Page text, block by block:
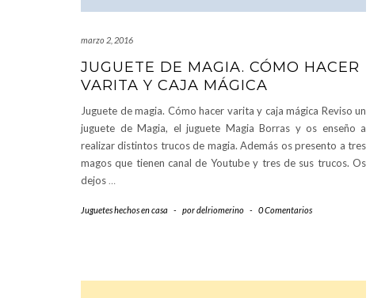
marzo 2, 2016
JUGUETE DE MAGIA. CÓMO HACER
VARITA Y CAJA MÁGICA
Juguete de magia. Cómo hacer varita y caja mágica Reviso un
juguete de Magia, el juguete Magia Borras y os enseño a
realizar distintos trucos de magia. Además os presento a tres
magos que tienen canal de Youtube y tres de sus trucos. Os
dejos…
Juguetes hechos en casa - pordelriomerino - 0 Comentarios